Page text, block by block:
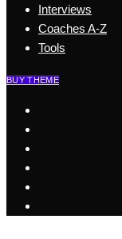
Interviews
Coaches A-Z
Tools
BUY THEME